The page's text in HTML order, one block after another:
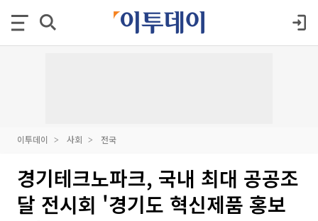
이투데이 사회 전국
경기테크노파크, 국내 최대 공공조
달 전시회 '경기도 혁신제품 홍보